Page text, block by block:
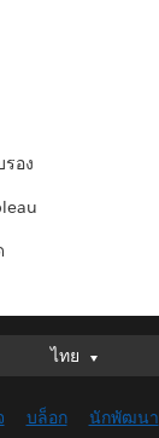
อง
ไทย
ไทย
English (UK)
บล็อก นักพัฒนา